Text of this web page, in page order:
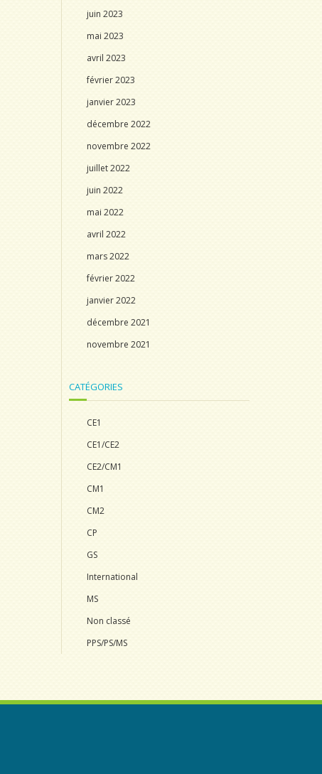
juin 2023
mai 2023
avril 2023
février 2023
janvier 2023
décembre 2022
novembre 2022
juillet 2022
juin 2022
mai 2022
avril 2022
mars 2022
février 2022
janvier 2022
décembre 2021
novembre 2021
CATÉGORIES
CE1
CE1/CE2
CE2/CM1
CM1
CM2
CP
GS
International
MS
Non classé
PPS/PS/MS